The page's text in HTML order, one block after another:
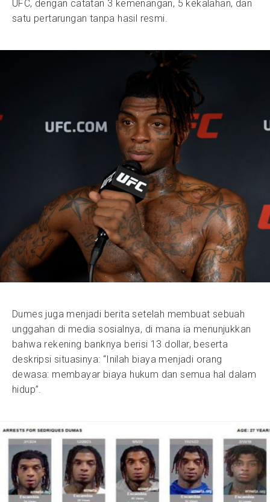
UFC, dengan catatan 3 kemenangan, 5 kekalahan, dan
satu pertarungan tanpa hasil resmi.
Dumes juga menjadi berita setelah membuat sebuah
unggahan di media sosialnya, di mana ia menunjukkan
bahwa rekening banknya berisi 13 dollar, beserta
deskripsi situasinya: “Inilah biaya menjadi orang
dewasa: membayar biaya hukum dan semua hal dalam
hidup”.